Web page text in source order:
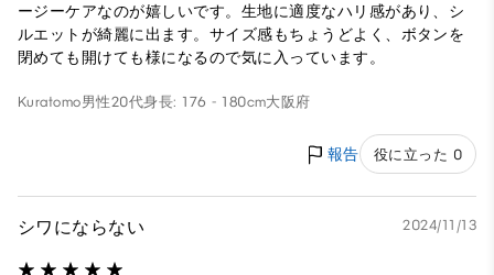
ージーケアなのが嬉しいです。生地に適度なハリ感があり、シ
ルエットが綺麗に出ます。サイズ感もちょうどよく、ボタンを
閉めても開けても様になるので気に入っています。
Kuratomo男性20代身長: 176 - 180cm大阪府
報告 役に立った 0
シワにならない 2024/11/13